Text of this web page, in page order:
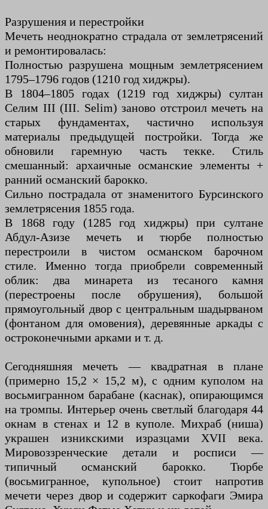
Разрушения и перестройки
Мечеть неоднократно страдала от землетрясений
и ремонтировалась:
Полностью разрушена мощным землетрясением
1795–1796 годов (1210 год хиджры).
В 1804–1805 годах (1219 год хиджры) султан
Селим III (III. Selim) заново отстроил мечеть на
старых фундаментах, частично используя
материалы предыдущей постройки. Тогда же
обновили гаремную часть текке. Стиль
смешанный: архаичные османские элементы +
ранний османский барокко.
Сильно пострадала от знаменитого Бурсинского
землетрясения 1855 года.
В 1868 году (1285 год хиджры) при султане
Абдул-Азизе мечеть и тюрбе полностью
перестроили в чистом османском барочном
стиле. Именно тогда приобрели современный
облик: два минарета из тесаного камня
(перестроены после обрушения), большой
прямоугольный двор с центральным шадырваном
(фонтаном для омовения), деревянные аркады с
остроконечными арками и т. д.
Сегодняшняя мечеть — квадратная в плане
(примерно 15,2 × 15,2 м), с одним куполом на
восьмигранном барабане (каснак), опирающимся
на тромпы. Интерьер очень светлый благодаря 44
окнам в стенах и 12 в куполе. Михраб (ниша)
украшен изникскими изразцами XVII века.
Мировоззренческие детали и росписи —
типичный османский барокко. Тюрбе
(восьмигранное, купольное) стоит напротив
мечети через двор и содержит саркофаги Эмира